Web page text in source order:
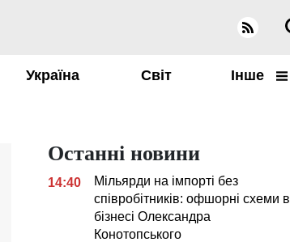
Україна Світ Інше
Останні новини
14:40
Мільярди на імпорті без
співробітників: офшорні схеми в
бізнесі Олександра
Конотопського